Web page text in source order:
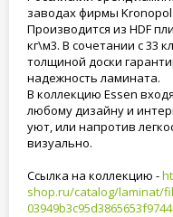
заводах фирмы Kronopol.
Производится из HDF
кг\м3. В сочетании с 33
толщиной доски
надежность ламината.
В коллекцию Essen
любому дизайну и
уют, или напротив
визуально.
Ссылка на коллекцию -
shop.ru/catalog/laminat/